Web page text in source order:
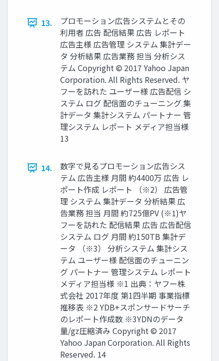
13.
プロモーション広告システムとその
利用者 広告 配信結果 広告 レポート
広告主様 広告管理 システム 集計デー
タ 分析結果 広告業務 担当 分析シス
テム Copyright © 2017 Yahoo Japan
Corporation. All Rights Reserved. ヤ
フーを訪れた ユーザー様 広告配信 シ
ステム ログ 配信面のチューニング 集
計データ 集計システム パートナー 管
理システム レポート メディア担当様
13
14.
数字で見るプロモーション広告シス
テム 広告主様 月間 約4400万 広告 レ
ポート作成 レポート （※2） 広告管
理 システム 集計データ 分析結果 広
告業務 担当 月間 約725億PV (※1)ヤ
フーを訪れた 配信結果 広告 広告配信
システム ログ 月間 約150TB 集計デ
ータ （※3） 分析システム 集計シス
テム ユーザー様 配信面のチューニン
グ パートナー 管理システム レポート
メディア担当様 ※1 出典：ヤフー株
式会社 2017年度 第1四半期 事業指標
推移表 ※2 YDB+スポンサードサーチ
のレポート作成数 ※3YDNのデータ
量/gz圧縮済み Copyright © 2017
Yahoo Japan Corporation. All Rights
Reserved. 14